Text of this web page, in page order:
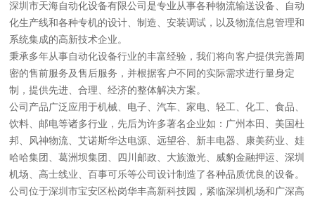
深圳市天海自动化设备有限公司是专业从事各种物流输送设备、自动
化生产线和各种专机的设计、制造、安装调试，以及物流信息管理和
系统集成的高新技术企业。
秉承多年从事自动化设备行业的丰富经验，我们将向客户提供完善周
密的售前服务及售后服务，并根据客户不同的实际需求进行量身定
制，提供先进、合理、经济的整体解决方案。
公司产品广泛应用于机械、电子、汽车、家电、轻工、化工、食品、
饮料、邮电等诸多行业，先后为许多著名企业如：广州本田、美国杜
邦、风神物流、艾诺斯华达电源、远望谷、新丰电器、康美药业、娃
哈哈集团、葛洲坝集团、四川邮政、大族激光、威豹金融押运、深圳
机场、高士线业、百事可乐等公司设计制造了各种品质优良的设备。
公司位于深圳市宝安区松岗华丰高新科技园，紧临深圳机场和广深高